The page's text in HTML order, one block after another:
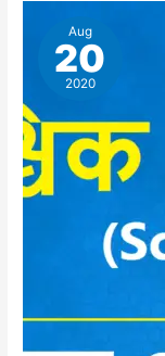
Aug
20
2020